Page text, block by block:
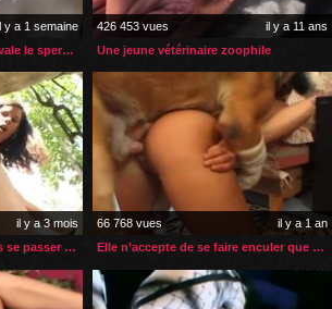
y a 1 semaine
La brunette à gros seins avale le sperme du poney qui l’a enculé
426 453 vues
il y a 11 ans
Une jeune vétérinaire zoophile
il y a 3 mois
La demoiselle ne peut plus se passer de la bite de son cheval
66 768 vues
il y a 1 an
Elle n’accepte de se faire enculer que par son chien